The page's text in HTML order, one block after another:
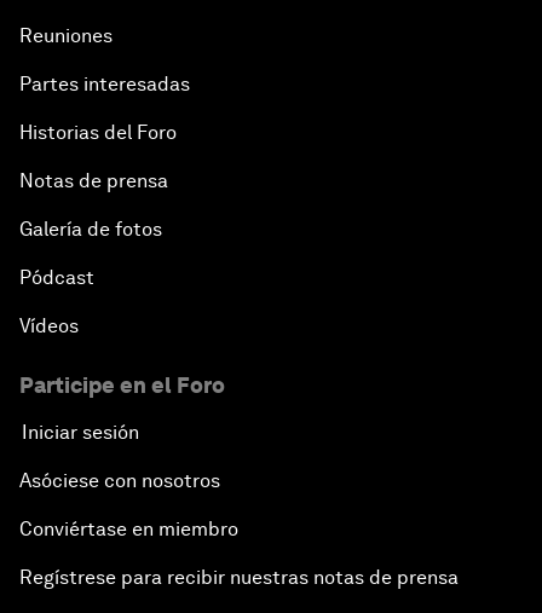
Reuniones
Partes interesadas
Historias del Foro
Notas de prensa
Galería de fotos
Pódcast
Vídeos
Participe en el Foro
Iniciar sesión
Asóciese con nosotros
Conviértase en miembro
Regístrese para recibir nuestras notas de prensa